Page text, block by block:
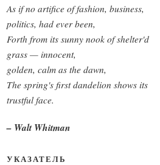
As if no artifice of fashion, business,
politics, had ever been,
Forth from its sunny nook of shelter'd
grass — innocent,
golden, calm as the dawn,
The spring's first dandelion shows its
trustful face.
– Walt Whitman
УКАЗАТЕЛЬ